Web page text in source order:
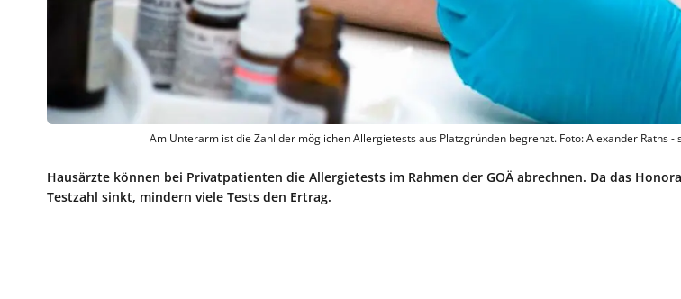
Am Unterarm ist die Zahl der möglichen Allergietests aus Platzgründen begrenzt. Foto: Alexander Raths -
Hausärzte können bei Privatpatienten die Allergietests im Rahmen der GOÄ abrechnen. Da das
Testzahl sinkt, mindern viele Tests den Ertrag.